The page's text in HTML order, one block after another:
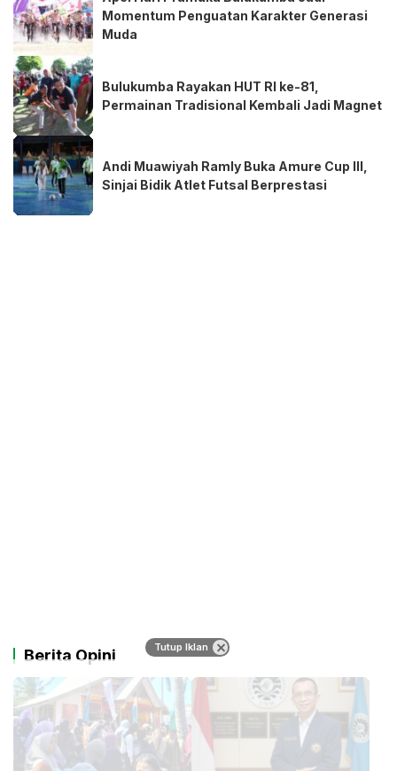
Momentum Penguatan Karakter Generasi
Muda
Bulukumba Rayakan HUT RI ke-81,
Permainan Tradisional Kembali Jadi Magnet
Andi Muawiyah Ramly Buka Amure Cup III,
Sinjai Bidik Atlet Futsal Berprestasi
Berita Opini Tutup Iklan